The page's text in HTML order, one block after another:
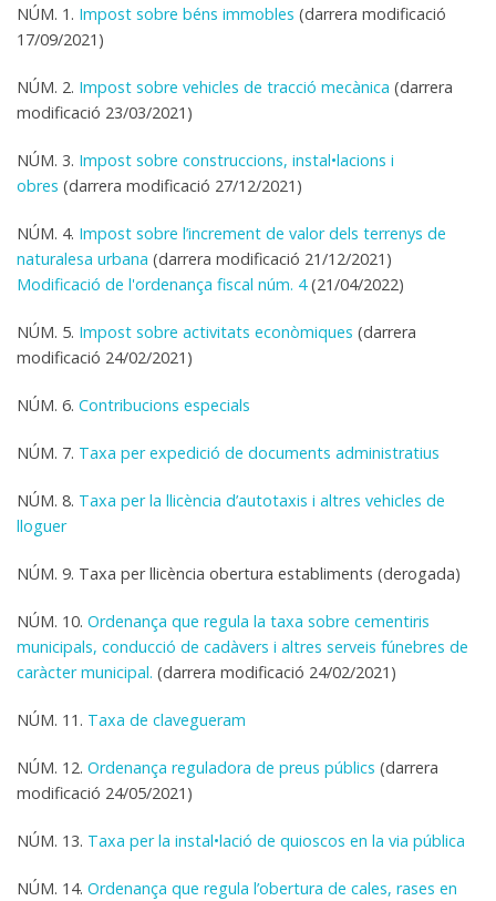
NÚM. 1. Impost sobre béns immobles (darrera modificació
17/09/2021)
NÚM. 2. Impost sobre vehicles de tracció mecànica (darrera
modificació 23/03/2021)
NÚM. 3. Impost sobre construccions, instal•lacions i
obres (darrera modificació 27/12/2021)
NÚM. 4. Impost sobre l’increment de valor dels terrenys de
naturalesa urbana (darrera modificació 21/12/2021)
Modificació de l'ordenança fiscal núm. 4(21/04/2022)
NÚM. 5. Impost sobre activitats econòmiques (darrera
modificació 24/02/2021)
NÚM. 6. Contribucions especials
NÚM. 7. Taxa per expedició de documents administratius
NÚM. 8. Taxa per la llicència d’autotaxis i altres vehicles de
lloguer
NÚM. 9. Taxa per llicència obertura establiments (derogada)
NÚM. 10. Ordenança que regula la taxa sobre cementiris
municipals, conducció de cadàvers i altres serveis fúnebres de
caràcter municipal. (darrera modificació 24/02/2021)
NÚM. 11. Taxa de clavegueram
NÚM. 12. Ordenança reguladora de preus públics (darrera
modificació 24/05/2021)
NÚM. 13. Taxa per la instal•lació de quioscos en la via pública
NÚM. 14. Ordenança que regula l’obertura de cales, rases en